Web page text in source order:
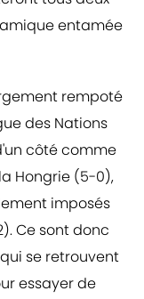
entamée
rempoté
des Nations
côté comme
Hongrie (5-0),
imposés
Ce sont donc
se retrouvent
essayer de